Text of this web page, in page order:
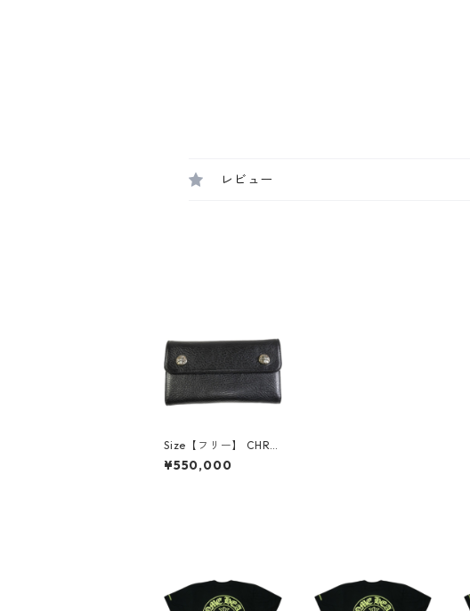
レビュー
Size【フリー】 CHRO
ME HEARTS クロム・
ハーツ HVY WT LTHR
¥550,000